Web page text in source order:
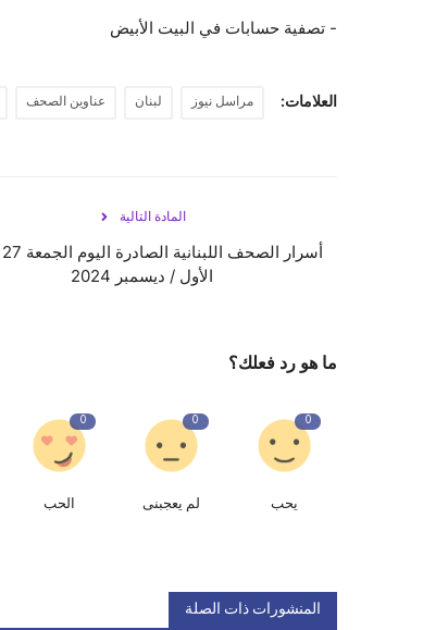
- تصفية حسابات في البيت الأبيض
العلامات: مراسل نيوز لبنان عناوين الصحف
المادة التالية
الأول / ديسمبر 2024
ما هو رد فعلك؟
0
يحب
0
لم يعجبنى
0
الحب
المنشورات ذات الصلة